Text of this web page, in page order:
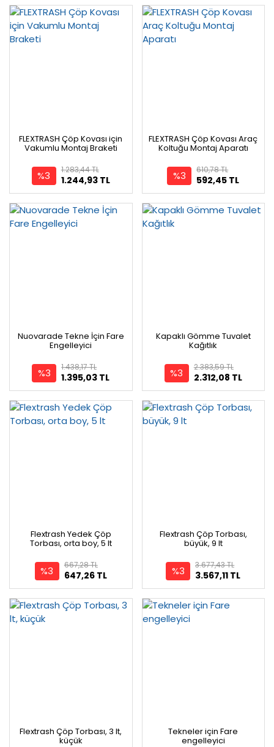
FLEXTRASH Çöp Kovası için
Vakumlu Montaj Braketi
%3 1.244,93 TL
1.283,44 TL
FLEXTRASH Çöp Kovası Araç
Koltuğu Montaj Aparatı
%3 592,45 TL
610,78 TL
Nuovarade Tekne İçin Fare
Engelleyici
%3 1.395,03 TL
1.438,17 TL
Kapaklı Gömme Tuvalet
Kağıtlık
%3 2.312,08 TL
2.383,59 TL
Flextrash Yedek Çöp
Torbası, orta boy, 5 lt
%3 647,26 TL
667,28 TL
Flextrash Çöp Torbası,
büyük, 9 lt
%3 3.567,11 TL
3.677,43 TL
Flextrash Çöp Torbası, 3 lt,
küçük
Tekneler için Fare
engelleyici